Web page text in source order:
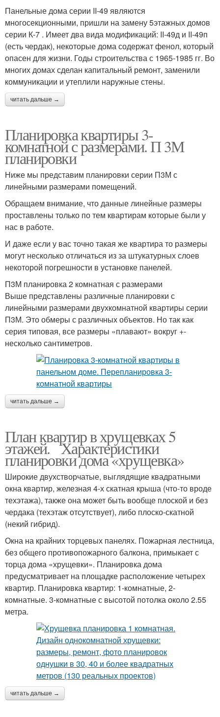
Панельные дома серии II-49 являются
многосекционными, пришли на замену 5этажных домов
серии К-7 . Имеет два вида модификаций: II-49д и II-49п
(есть чердак), некоторые дома содержат фенол, который
опасен для жизни. Годы строительства с 1965-1985 гг. Во
многих домах сделан капитальный ремонт, заменили
коммуникации и утеплили наружные стены.
читать дальше →
Планировка квартиры 3-
комнатной с размерами. П 3М
планировки
Ниже мы представим планировки серии П3М с
линейными размерами помещений.
Обращаем внимание, что данные линейные размеры
проставлены только по тем квартирам которые были у
нас в работе.
И даже если у вас точно такая же квартира то размеры
могут несколько отличаться из за штукатурных слоев
некоторой погрешности в установке панелей.
П3М планировка 2 комнатная с размерами
Выше представлены различные планировки с
линейными размерами двухкомнатной квартиры серии
П3М. Это обмеры с различных объектов. Но так как
серия типовая, все размеры «плавают» вокруг +-
несколько сантиметров.
читать дальше →
План квартир в хрущевках 5
этажей. Характеристики
планировки дома «хрущевка»
Широкие двухстворчатые, выглядящие квадратными
окна квартир, железная 4-х скатная крыша (что-то вроде
техэтажа), также она может быть вообще плоской и без
чердака (техэтаж отсутствует), либо плоско-скатной
(некий гибрид).
Окна на крайних торцевых панелях. Пожарная лестница,
без общего противопожарного балкона, примыкает с
торца дома «хрущевки». Планировка дома
предусматривает на площадке расположение четырех
квартир. Планировка квартир: 1-комнатные, 2-
комнатные. 3-комнатные с высотой потолка около 2.55
метра.
читать дальше →